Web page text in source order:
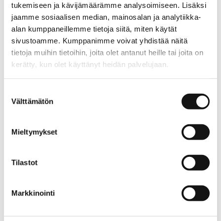
tukemiseen ja kävijämäärämme analysoimiseen. Lisäksi
jaamme sosiaalisen median, mainosalan ja analytiikka-
alan kumppaneillemme tietoja siitä, miten käytät
sivustoamme. Kumppanimme voivat yhdistää näitä
tietoja muihin tietoihin, joita olet antanut heille tai joita on
kerätty, kun olet käyttänyt heidän palvelujaan.
valinta
Välttämätön
Mieltymykset
Tilastot
Markkinointi
Vettähylkivyyskäsittely
AINOn kevättakit ovat
vettähylkivyyskäsitelty. Talvitakeista
vain villakangastakit ovat ilman
vettähylkivyyskäsittelyä.
Käsittelyn ansiosta takkien
vesisateen ja pitää kosteuden loitolla.
Kaikki AINO-vaatteissa käytettävät
Fuusiovetoketju on metallisen ja
molempien materiaalien parhaimmat